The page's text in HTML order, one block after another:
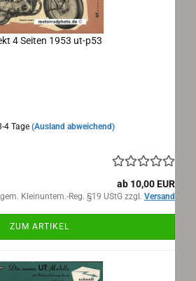
4 Seiten 1953 ut-p53
4 Tage (Ausland abweichend)
ab 10,00 EUR
Kleinuntern.-Reg. §19 UStG zzgl. Versand
ZUM ARTIKEL